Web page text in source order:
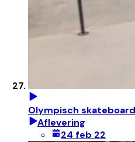
Olympisch
Aflevering
24 feb 22